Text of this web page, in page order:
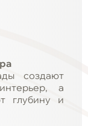
создают
а
глубину и